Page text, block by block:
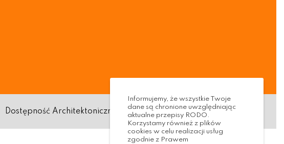
Dostępność Architektoniczna Standardy ochrony małoletnich
Informujemy, że wszystkie Twoje
dane są chronione uwzględniając
aktualne przepisy RODO.
Korzystamy również z plików
cookies w celu realizacji usług
zgodnie z Prawem